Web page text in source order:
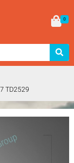
0
TD2529